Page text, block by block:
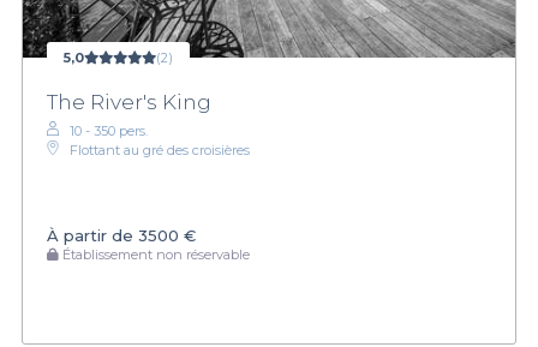
5,0 (2)
The River's King
10 - 350 pers.
Flottant au gré des croisières
À partir de 3500 €
Établissement non réservable